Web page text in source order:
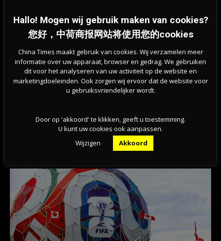
加密货币骗局，投资恐血本无归
持续恶化趋势，年轻人成重灾区
Hallo! Mogen wij gebruik maken van cookies?
您好，中荷商报网站将使用您的cookies
China Times maakt gebruik van cookies. Wij verzamelen meer
informatie over uw apparaat, browser en gedrag. We gebruiken
dit voor het analyseren van uw activiteit op de website en
marketingdoeleinden. Ook zorgen wij ervoor dat de website voor
u gebruiksvriendelijker wordt.
Door op 'akkoord' te klikken, geeft u toestemming.
U kunt uw cookies ook aanpassen.
Wijzigen
Akkoord